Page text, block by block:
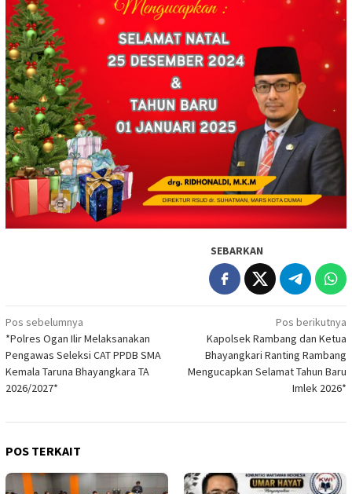
SEBARKAN
Navigasi
pos
Pos sebelumnya
*Polres Ogan Ilir Melaksanakan
Pengawas Seleksi CAT PPDB SMA
Kemala Taruna Bhayangkara TA
2026/2027*
Pos berikutnya
Kapolsek Rambang dan Ketua
Bhayangkari Ranting Rambang
Mengucapkan Selamat Tahun Baru
Imlek 2026*
POS TERKAIT